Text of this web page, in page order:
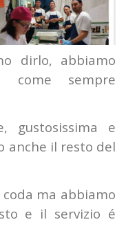
dirlo, abbiamo
come sempre
gustosissima e
anche il resto del
coda ma abbiamo
e il servizio é